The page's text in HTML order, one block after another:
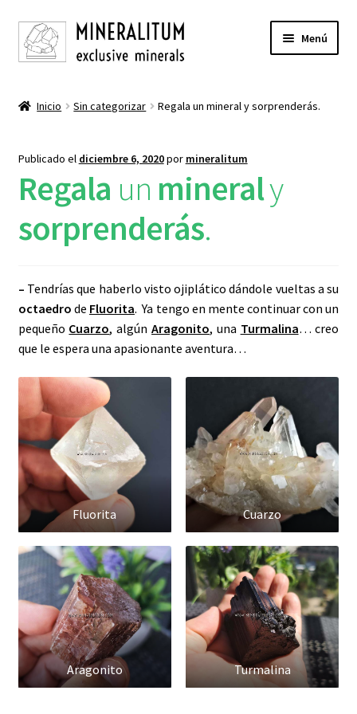
al
Menú
BLOG
MINERALES Y COLORES | NEGRO
MINERALES Y COLORES | VIOLETA
MINERALES Y COLORES |AZUL
MINERALES Y COLORES | VERDE
MINERALES Y COLORES | AMARILLO
MINERALES Y COLORES | NARANJA
MINERALES Y COLORES | ROJO
Regalaunmineralysorprenderás.
mineralesy suspropiedades curativasen el
LapidariodeAlfonso X(parteIII)
Losmineralesy sus propiedades curativasen el
LapidariodeAlfonso X (parte II )
Inicio Sin categorizar Regala un mineral y sorprenderás.
Publicado el diciembre 6, 2020por mineralitum
Regala un mineraly
sorprenderás.
– Tendrías que haberlo visto ojiplático dándole vueltas a su
octaedro de Fluorita. Ya tengo en mente continuar con un
pequeño Cuarzo, algúnAragonito, una Turmalina… creo
que le espera una apasionante aventura…
Fluorita Cuarzo
Aragonito Turmalina